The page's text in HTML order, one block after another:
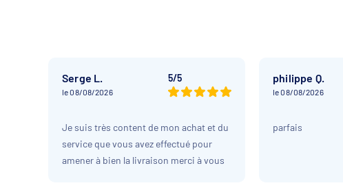
Serge L. 5/5
le 08/08/2026
Je suis très content de mon achat et du
service que vous avez effectué pour
amener à bien la livraison merci à vous
philippe Q.
le 08/08/2026
parfais